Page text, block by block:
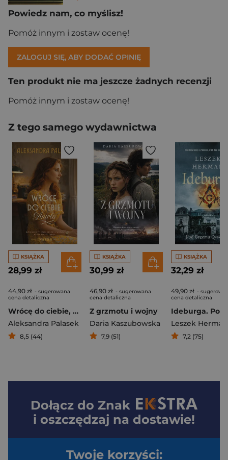
Powiedz nam, co myślisz!
Pomóż innym i zostaw ocenę!
ZALOGUJ SIĘ, ABY DODAĆ OPINIĘ
Ten produkt nie ma jeszcze żadnych recenzji
Pomóż innym i zostaw ocenę!
Z tego samego wydawnictwa
KSIĄŻKA
28,99 zł
44,90 zł - sugerowana
cena detaliczna
Wrócę do ciebie, Anielo
Aleksandra Palasek
8,5 (44)
KSIĄŻKA
30,99 zł
46,90 zł - sugerowana
cena detaliczna
Z grzmotu i wojny
Daria Kaszubowska
7,9 (51)
KSIĄŻKA
32,29 zł
49,90 zł -
cena detaliczna
Leszek Herman
7,2 (75)
Dołącz do Znak
i oszczędzaj na dostawie!
Twoje korzyści: